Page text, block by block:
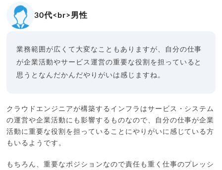
30代<br>男性
業務範囲が広くて大変なこともありますが、自分の仕事
が企業活動やサービス運営の重要な役割を担っていると
思うとなんだかんだやりがいは感じますね。
クラウドエンジニアが構築するインフラはサービス・システム
の運営や企業活動にも影響するものなので、自分の仕事が企業
活動に重要な役割を担っていることにやりがいに感じている方
もいるようです。
もちろん、重要なポジションなので責任も重く仕事のプレッシ